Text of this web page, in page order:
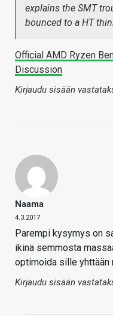
explains the SMT
bounced to a HT
Official AMD Ryzen
Discussion
Kirjaudu sisään
Naama
4.3.2017
Parempi kysymys on
ikinä semmosta
optimoida sille yhttään
Kirjaudu sisään